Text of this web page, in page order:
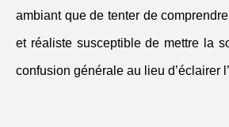
ambiant que de tenter de
et réaliste susceptible de mettre la
confusion générale au lieu d’éclairer